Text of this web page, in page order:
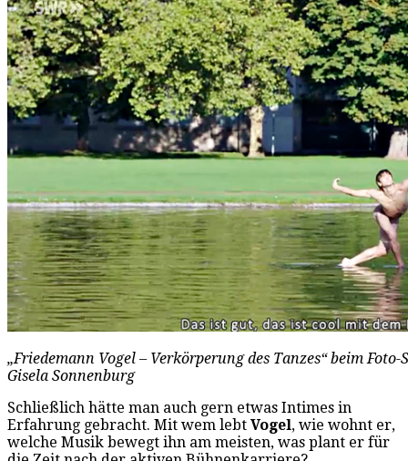
„Friedemann Vogel – Verkörperung des Tanzes“ beim
Gisela Sonnenburg
Schließlich hätte man auch gern etwas Intimes in
Erfahrung gebracht. Mit wem lebt Vogel, wie wohnt er,
welche Musik bewegt ihn am meisten, was plant er für